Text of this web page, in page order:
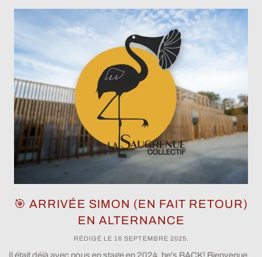
🎯 ARRIVÉE SIMON (EN FAIT RETOUR)
EN ALTERNANCE
RÉDIGÉ LE 16 SEPTEMBRE 2025